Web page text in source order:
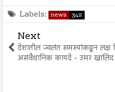
Labels: news 342
Next
देशातील ज्वलंत समस्यांकडून लक्ष
असंवैधानिक कायदे - उमर खालिद